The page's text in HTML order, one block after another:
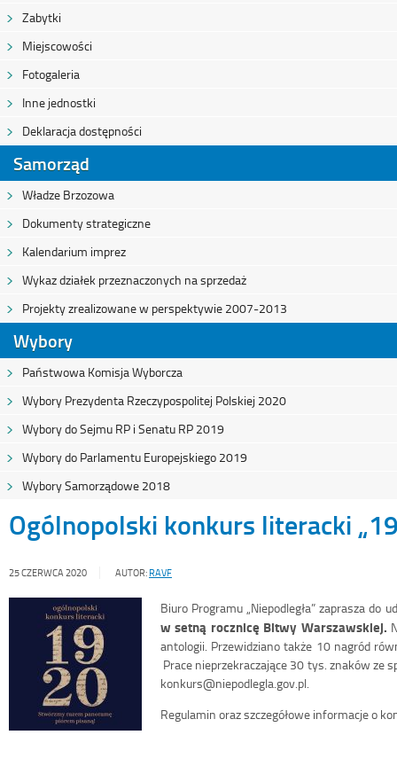
Zabytki
Miejscowości
Fotogaleria
Inne jednostki
Deklaracja dostępności
Samorząd
Władze Brzozowa
Dokumenty strategiczne
Kalendarium imprez
Wykaz działek przeznaczonych na sprzedaż
Projekty zrealizowane w perspektywie 2007-2013
Wybory
Państwowa Komisja Wyborcza
Wybory Prezydenta Rzeczypospolitej Polskiej 2020
Wybory do Sejmu RP i Senatu RP 2019
Wybory do Parlamentu Europejskiego 2019
Wybory Samorządowe 2018
Ogólnopolski konkurs literacki
25 CZERWCA 2020 AUTOR: RAVF
Biuro Programu „Niepodległa” zaprasza do
w setną rocznicę Bitwy Warszawskiej.
antologii. Przewidziano także 10 nagród
Prace nieprzekraczające 30 tys. znaków ze
konkurs@niepodlegla.gov.pl.
Regulamin oraz szczegółowe informacje o